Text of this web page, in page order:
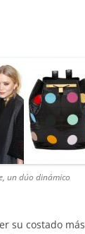
un dúo dinámico
su costado más